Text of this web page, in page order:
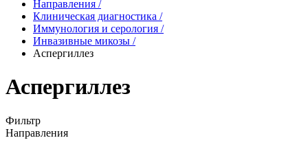
Направления /
Клиническая диагностика /
Иммунология и серология /
Инвазивные микозы /
Аспергиллез
Аспергиллез
Фильтр
Направления